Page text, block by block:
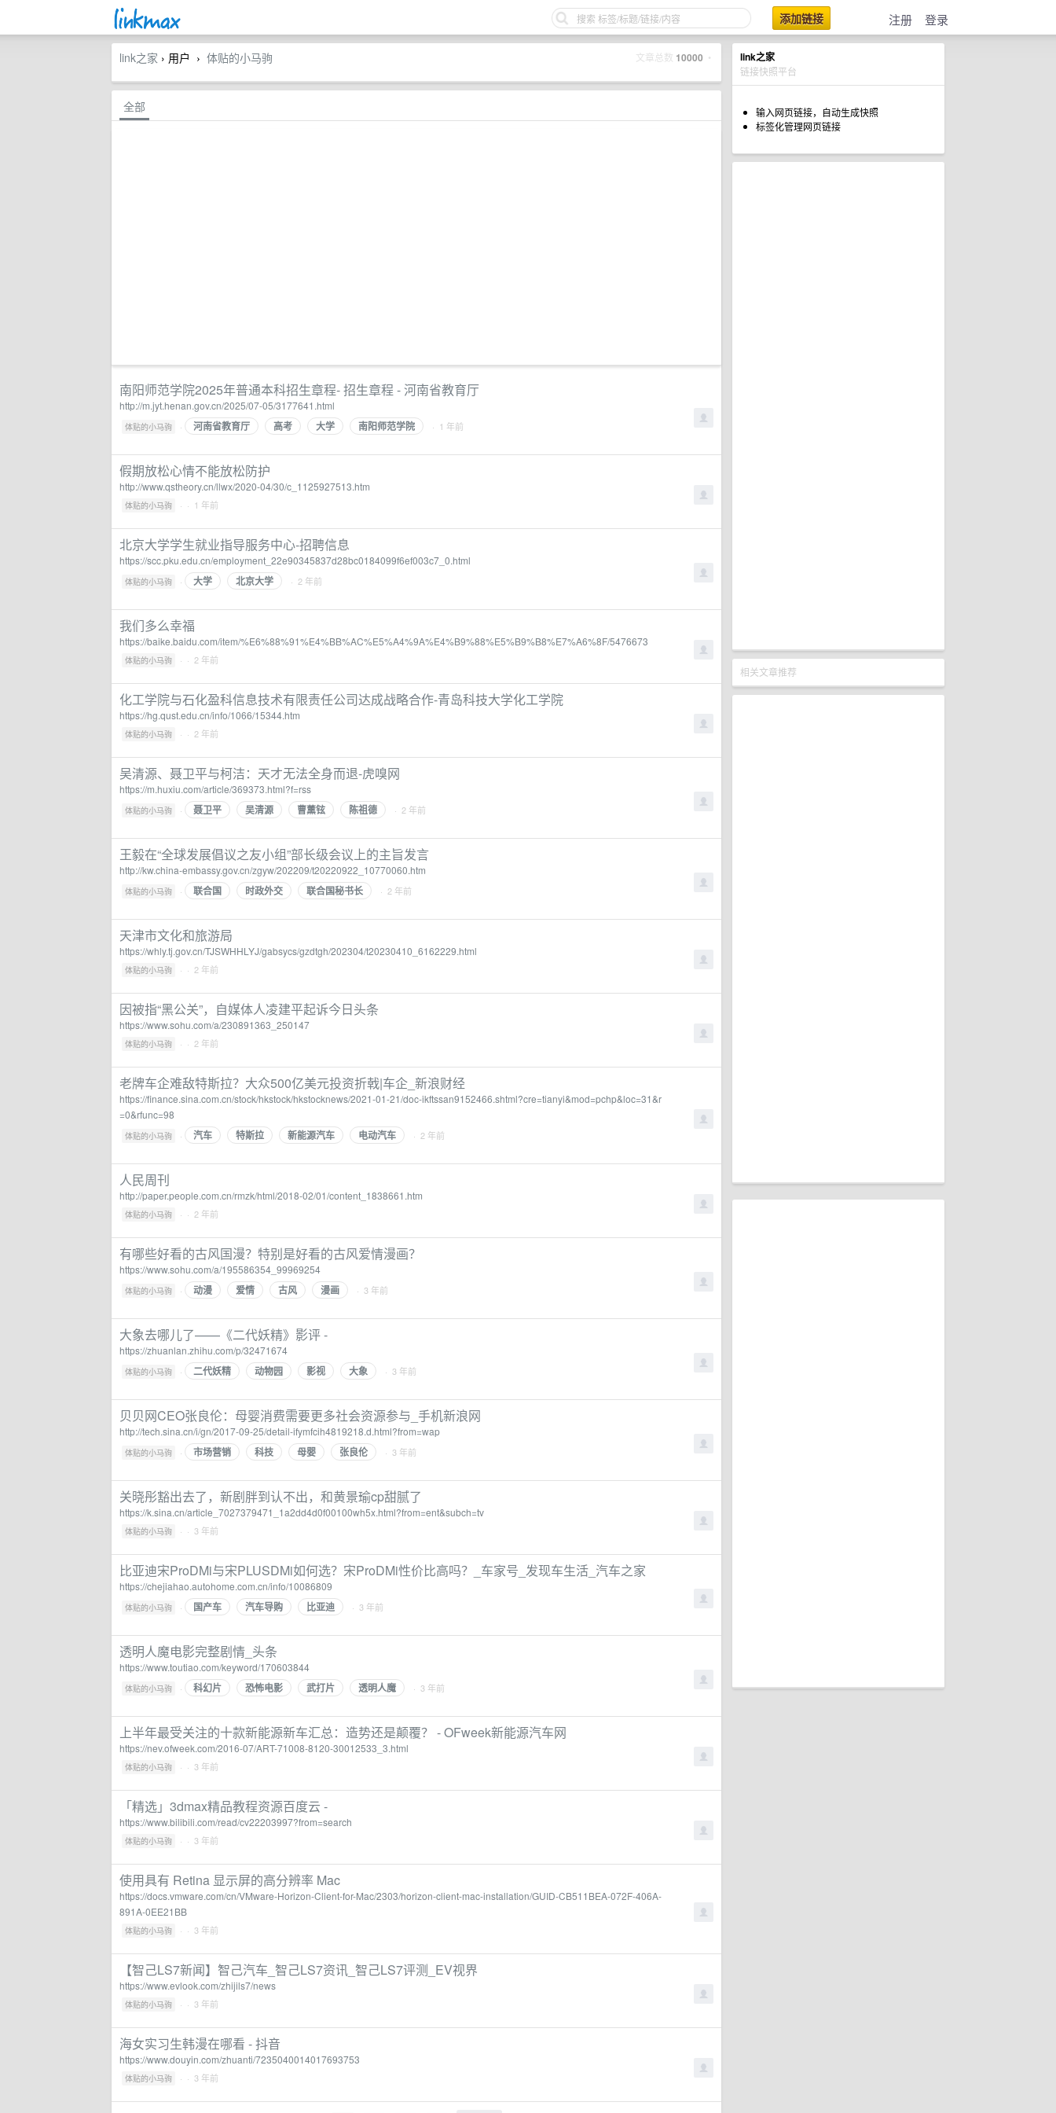
添加链接 注册 登录
link之家
链接快照平台
输入网页链接，自动生成快照
标签化管理网页链接
相关文章推荐
文章总数 10000 •
link之家 › 用户 › 体贴的小马驹
全部
南阳师范学院2025年普通本科招生章程- 招生章程 - 河南省教育厅
http://m.jyt.henan.gov.cn/2025/07-05/3177641.html
体贴的小马驹 · 河南省教育厅 高考 大学 南阳师范学院 · 1 年前
假期放松心情不能放松防护
http://www.qstheory.cn/llwx/2020-04/30/c_1125927513.htm
体贴的小马驹 · · 1 年前
北京大学学生就业指导服务中心-招聘信息
https://scc.pku.edu.cn/employment_22e90345837d28bc0184099f6ef003c7_0.html
体贴的小马驹 · 大学 北京大学 · 2 年前
我们多么幸福
https://baike.baidu.com/item/%E6%88%91%E4%BB%AC%E5%A4%9A%E4%B9%88%E5%B9%B8%E7%A6%8F/5476673
体贴的小马驹 · · 2 年前
化工学院与石化盈科信息技术有限责任公司达成战略合作-青岛科技大学化工学院
https://hg.qust.edu.cn/info/1066/15344.htm
体贴的小马驹 · · 2 年前
吴清源、聂卫平与柯洁：天才无法全身而退-虎嗅网
https://m.huxiu.com/article/369373.html?f=rss
体贴的小马驹 · 聂卫平 吴清源 曹薰铉 陈祖德 · 2 年前
王毅在“全球发展倡议之友小组”部长级会议上的主旨发言
http://kw.china-embassy.gov.cn/zgyw/202209/t20220922_10770060.htm
体贴的小马驹 · 联合国 时政外交 联合国秘书长 · 2 年前
天津市文化和旅游局
https://whly.tj.gov.cn/TJSWHHLYJ/gabsycs/gzdtgh/202304/t20230410_6162229.html
体贴的小马驹 · · 2 年前
因被指“黑公关”，自媒体人凌建平起诉今日头条
https://www.sohu.com/a/230891363_250147
体贴的小马驹 · · 2 年前
老牌车企难敌特斯拉？大众500亿美元投资折戟|车企_新浪财经
https://finance.sina.com.cn/stock/hkstock/hkstocknews/2021-01-21/doc-ikftssan9152466.shtml?cre=tianyi&mod=pchp&loc=31&r
=0&rfunc=98
体贴的小马驹 · 汽车 特斯拉 新能源汽车 电动汽车 · 2 年前
人民周刊
http://paper.people.com.cn/rmzk/html/2018-02/01/content_1838661.htm
体贴的小马驹 · · 2 年前
有哪些好看的古风国漫？特别是好看的古风爱情漫画？
https://www.sohu.com/a/195586354_99969254
体贴的小马驹 · 动漫 爱情 古风 漫画 · 3 年前
大象去哪儿了——《二代妖精》影评 -
https://zhuanlan.zhihu.com/p/32471674
体贴的小马驹 · 二代妖精 动物园 影视 大象 · 3 年前
贝贝网CEO张良伦：母婴消费需要更多社会资源参与_手机新浪网
http://tech.sina.cn/i/gn/2017-09-25/detail-ifymfcih4819218.d.html?from=wap
体贴的小马驹 · 市场营销 科技 母婴 张良伦 · 3 年前
关晓彤豁出去了，新剧胖到认不出，和黄景瑜cp甜腻了
https://k.sina.cn/article_7027379471_1a2dd4d0f00100wh5x.html?from=ent&subch=tv
体贴的小马驹 · · 3 年前
比亚迪宋ProDMi与宋PLUSDMi如何选？宋ProDMi性价比高吗？_车家号_发现车生活_汽车之家
https://chejiahao.autohome.com.cn/info/10086809
体贴的小马驹 · 国产车 汽车导购 比亚迪 · 3 年前
透明人魔电影完整剧情_头条
https://www.toutiao.com/keyword/170603844
体贴的小马驹 · 科幻片 恐怖电影 武打片 透明人魔 · 3 年前
上半年最受关注的十款新能源新车汇总：造势还是颠覆？ - OFweek新能源汽车网
https://nev.ofweek.com/2016-07/ART-71008-8120-30012533_3.html
体贴的小马驹 · · 3 年前
「精选」3dmax精品教程资源百度云 -
https://www.bilibili.com/read/cv22203997?from=search
体贴的小马驹 · · 3 年前
使用具有 Retina 显示屏的高分辨率 Mac
https://docs.vmware.com/cn/VMware-Horizon-Client-for-Mac/2303/horizon-client-mac-installation/GUID-CB511BEA-072F-406A-
891A-0EE21BB
体贴的小马驹 · · 3 年前
【智己LS7新闻】智己汽车_智己LS7资讯_智己LS7评测_EV视界
https://www.evlook.com/zhijils7/news
体贴的小马驹 · · 3 年前
海女实习生韩漫在哪看 - 抖音
https://www.douyin.com/zhuanti/7235040014017693753
体贴的小马驹 · · 3 年前